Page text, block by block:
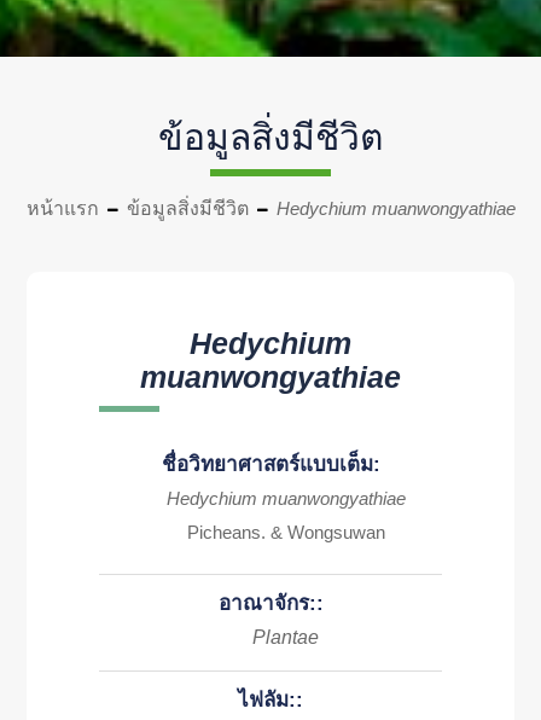
ข้อมูลสิ่งมีชีวิต
หน้าแรก ข้อมูลสิ่งมีชีวิต Hedychium muanwongyathiae
Hedychium
muanwongyathiae
ชื่อวิทยาศาสตร์แบบเต็ม:
Hedychium muanwongyathiae
Picheans. & Wongsuwan
อาณาจักร::
Plantae
ไฟลัม::